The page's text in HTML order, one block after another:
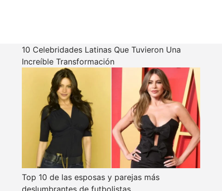
10 Celebridades Latinas Que Tuvieron Una
Increíble Transformación
Top 10 de las esposas y parejas más
deslumbrantes de futbolistas